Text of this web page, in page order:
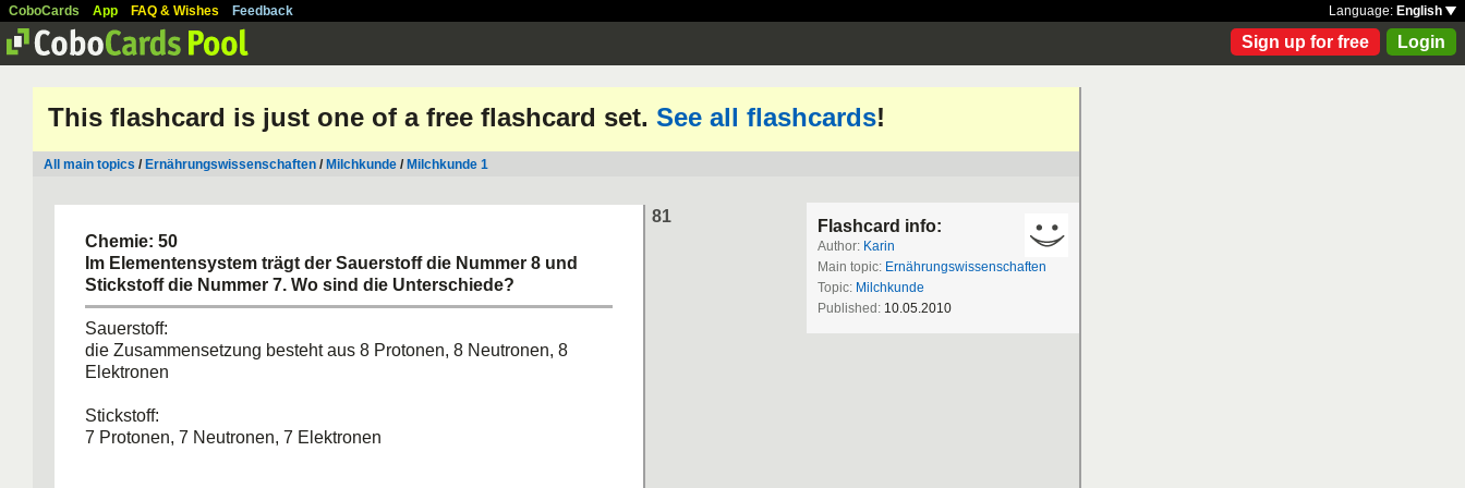
CoboCards App FAQ & Wishes Feedback Language: English
Sign up for free Login
This flashcard is just one of a free flashcard set. See all flashcards!
All main topics / Ernährungswissenschaften / Milchkunde / Milchkunde 1
81
Chemie: 50
Im Elementensystem trägt der Sauerstoff die Nummer 8 und
Stickstoff die Nummer 7. Wo sind die Unterschiede?
Sauerstoff:
die Zusammensetzung besteht aus 8 Protonen, 8 Neutronen, 8
Elektronen
Stickstoff:
7 Protonen, 7 Neutronen, 7 Elektronen
Flashcard info:
Author: Karin
Main topic: Ernährungswissenschaften
Topic: Milchkunde
Published: 10.05.2010